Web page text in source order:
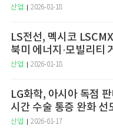
산업 2026-01-18
LS전선, 멕시코
북미 에너지·모빌리티
산업 2026-01-18
LG화학, 아시아 독점
시간 수술 통증 완화 선
산업 2026-01-17